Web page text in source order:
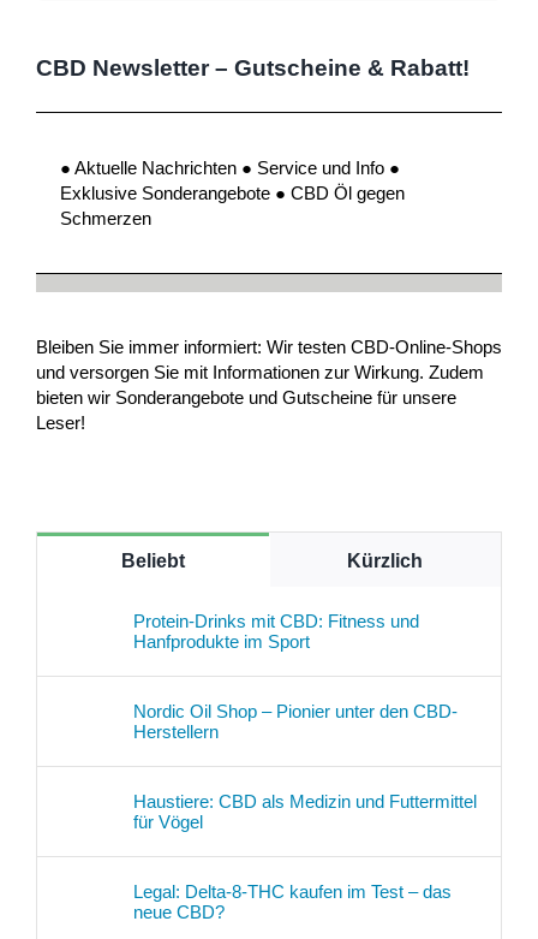
CBD Newsletter – Gutscheine & Rabatt!
● Aktuelle Nachrichten ● Service und Info ●
Exklusive Sonderangebote ● CBD Öl gegen
Schmerzen
Bleiben Sie immer informiert: Wir testen CBD-Online-Shops
und versorgen Sie mit Informationen zur Wirkung. Zudem
bieten wir Sonderangebote und Gutscheine für unsere
Leser!
Beliebt Kürzlich
Protein-Drinks mit CBD: Fitness und
Hanfprodukte im Sport
Nordic Oil Shop – Pionier unter den CBD-
Herstellern
Haustiere: CBD als Medizin und Futtermittel
für Vögel
Legal: Delta-8-THC kaufen im Test – das
neue CBD?